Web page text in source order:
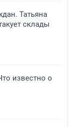
Татьяна
склады
известно о